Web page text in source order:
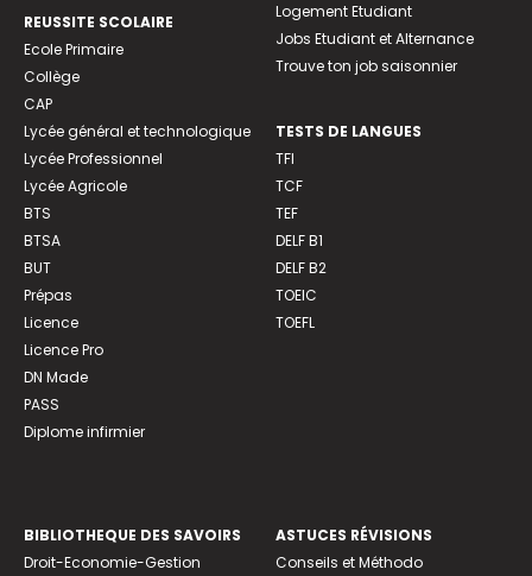
REUSSITE SCOLAIRE
Ecole Primaire
Collège
CAP
Lycée général et technologique
Lycée Professionnel
Lycée Agricole
BTS
BTSA
BUT
Prépas
Licence
Licence Pro
DN Made
PASS
Diplome infirmier
Logement Etudiant
Jobs Etudiant et Alternance
Trouve ton job saisonnier
TESTS DE LANGUES
TFI
TCF
TEF
DELF B1
DELF B2
TOEIC
TOEFL
BIBLIOTHEQUE DES SAVOIRS
Droit-Economie-Gestion
ASTUCES RÉVISIONS
Conseils et Méthodo